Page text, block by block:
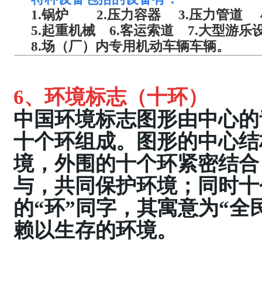
1.锅炉 2.压力容器 3.压力管道
5.起重机械 6.客运索道 7.大型游
8.场（厂）内专用机动车辆车辆。
6、环境标志（十环）
中国环境标志图形由中心
十个环组成。图形的中心
境，外围的十个环紧密结
与，共同保护环境；同时
的“环”同字，其寓意为“全
赖以生存的环境。